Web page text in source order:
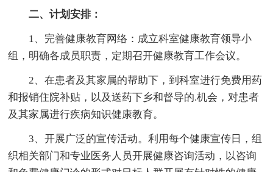
二、计划安排：
1、完善健康教育网络：成立科室健康教育领导小
组，明确各成员职责，定期召开健康教育工作会议。
2、在患者及其家属的帮助下，到科室进行免费用药
和报销住院补贴，以及送药下乡和督导的.机会，对患者
及其家属进行疾病知识健康教育。
3、开展广泛的宣传活动。利用每个健康宣传日，组
织相关部门和专业医务人员开展健康咨询活动，以咨询